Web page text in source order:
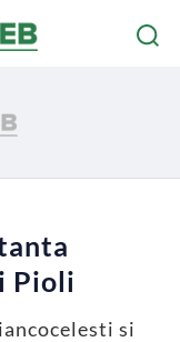
Pioli
si